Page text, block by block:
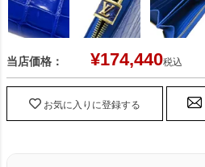
当店価格： ¥174,440税込
お気に入りに登録する